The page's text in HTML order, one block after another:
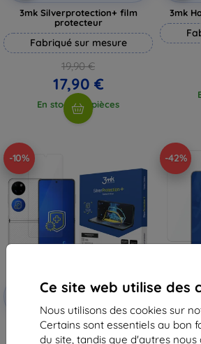
Ce site web utilise des
Nous utilisons des cookies sur
Certains sont essentiels au bon
du site, tandis que d'autres nous
3mk Silverprotection+ film
protecteur
Fabriqué sur mesure
19,90 €
17,90 €
En stock > 5 pièces
3mk
-10%
Réduction
avec
coupon
EXTRA10
3MK Silver Protect+ Huawei P50
Pocket Folded Edition film
-42%
-10%
Film